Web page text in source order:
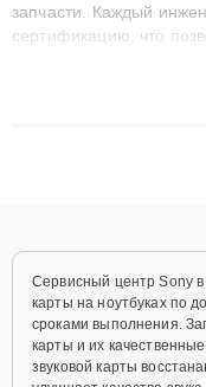
запчасти. Каждый
сертификацию, что
до 3 лет. Наши
Сервисный центр Sony
карты на ноутбуках по
сроками выполнения.
карты и их
звуковой карты